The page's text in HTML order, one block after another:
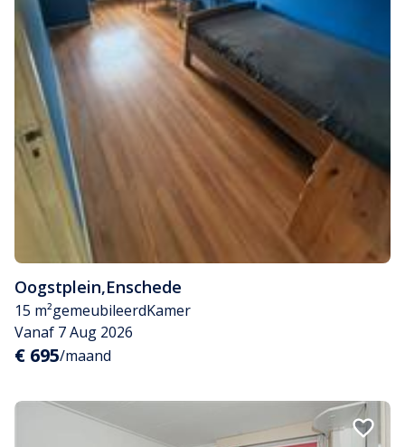
Oogstplein,Enschede
15 m²gemeubileerdKamer
Vanaf 7 Aug 2026
€ 695/maand